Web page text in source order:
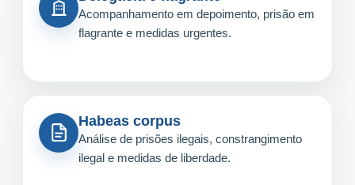
Acompanhamento em depoimento, prisão em
flagrante e medidas urgentes.
Habeas corpus
Análise de prisões ilegais, constrangimento
ilegal e medidas de liberdade.